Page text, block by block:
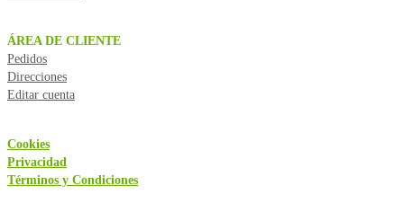
ÁREA DE CLIENTE
Pedidos
Direcciones
Editar cuenta
Cookies
Privacidad
Términos y Condiciones